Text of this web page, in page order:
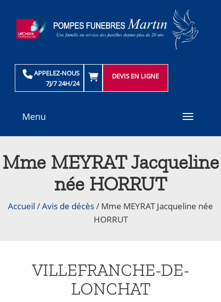
APPELEZ-NOUS
7J/7 24H/24
DEVIS EN LIGNE
Toggle
Menu
Mme MEYRAT Jacqueline
née HORRUT
Accueil /Avis de décès/ Mme MEYRAT Jacqueline née
HORRUT
VILLEFRANCHE-DE-
LONCHAT